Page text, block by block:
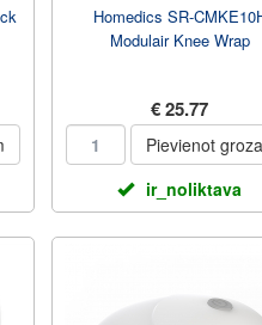
Homedics SR-
Modulair Knee Wrap
€ 25.77
Pievienot
ir_noliktava